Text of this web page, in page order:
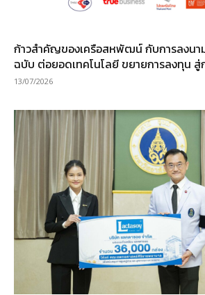
ก้าวสำคัญของเครือสหพัฒน์ กับการลงนา
ฉบับ ต่อยอดเทคโนโลยี ขยายการลงทุน สู่ก
13/07/2026